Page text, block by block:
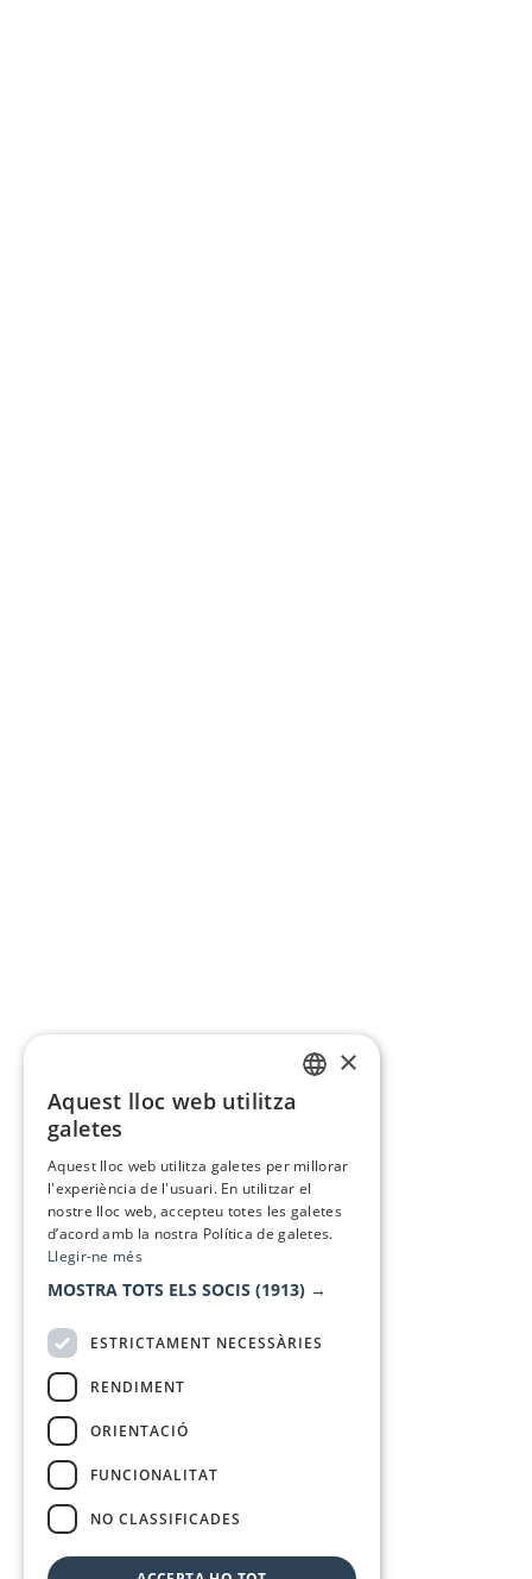
×
Aquest lloc web utilitza
galetes
Aquest lloc web utilitza galetes per millorar
l'experiència de l'usuari. En utilitzar el
nostre lloc web, accepteu totes les galetes
d’acord amb la nostra Política de galetes.
Llegir-ne més
MOSTRA TOTS ELS SOCIS (1913) →
ESTRICTAMENT NECESSÀRIES
RENDIMENT
ORIENTACIÓ
FUNCIONALITAT
NO CLASSIFICADES